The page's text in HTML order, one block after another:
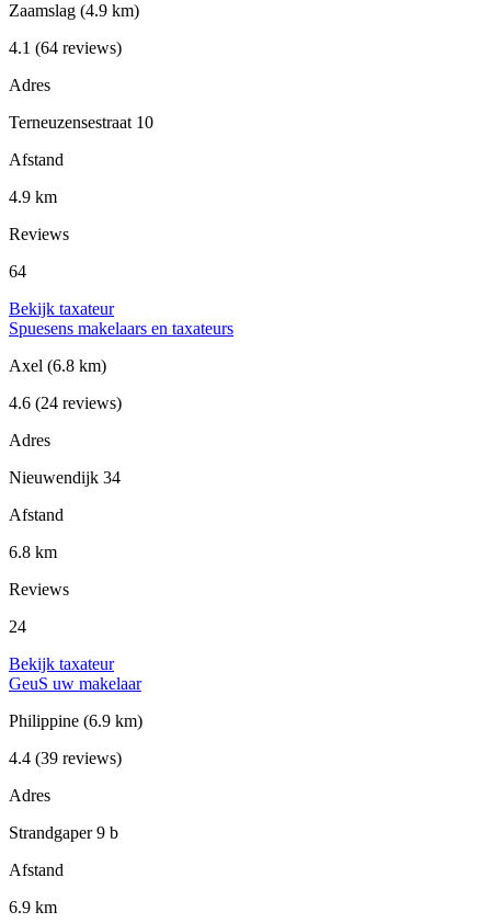
Zaamslag (4.9 km)
4.1 (64 reviews)
Adres
Terneuzensestraat 10
Afstand
4.9 km
Reviews
64
Bekijk taxateur
Spuesens makelaars en taxateurs
Axel (6.8 km)
4.6 (24 reviews)
Adres
Nieuwendijk 34
Afstand
6.8 km
Reviews
24
Bekijk taxateur
GeuS uw makelaar
Philippine (6.9 km)
4.4 (39 reviews)
Adres
Strandgaper 9 b
Afstand
6.9 km